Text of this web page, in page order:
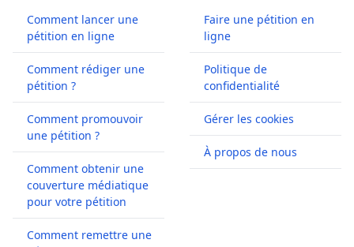
Comment lancer une
pétition en ligne
Comment rédiger une
pétition ?
Comment promouvoir
une pétition ?
Comment obtenir une
couverture médiatique
pour votre pétition
Comment remettre une
Faire une pétition en
ligne
Politique de
confidentialité
Gérer les cookies
À propos de nous